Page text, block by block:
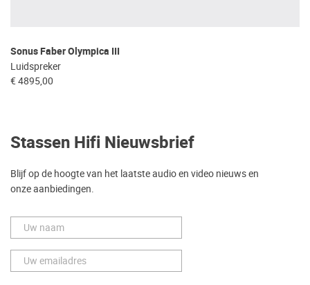
Sonus Faber Olympica III
Luidspreker
€ 4895,00
Stassen Hifi Nieuwsbrief
Blijf op de hoogte van het laatste audio en video nieuws en
onze aanbiedingen.